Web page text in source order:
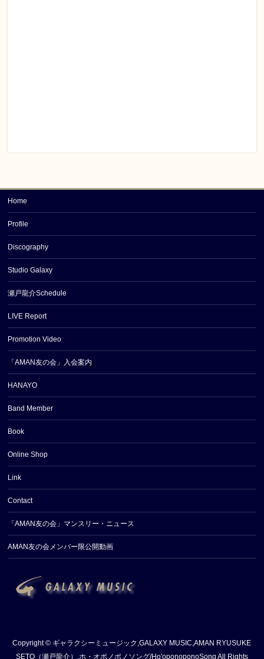
Home
Profile
Discography
Studio Galaxy
瀬戸龍介Schedule
LIVE Report
Promotion Video
「AMAN友の会」入会案内
HANAYO
Band Member
Book
Online Shop
Link
Contact
「AMAN友の会」マンスリー・ニュース
AMAN友の会メンバー限公開動画
Copyright © ギャラクシーミュージック,GALAXY MUSIC,AMAN RYUSUKE
SETO（瀬戸龍介）,ホ・オポノポノソング/Ho'oponoponoSong All Rights